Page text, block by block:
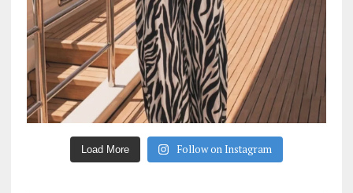
Load More Follow on Instagram